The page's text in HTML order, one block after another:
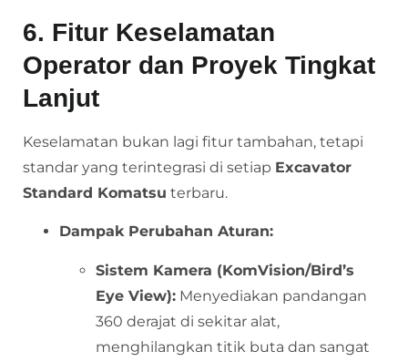
6. Fitur Keselamatan
Operator dan Proyek Tingkat
Lanjut
Keselamatan bukan lagi fitur tambahan, tetapi
standar yang terintegrasi di setiap Excavator
Standard Komatsu terbaru.
Dampak Perubahan Aturan:
Sistem Kamera (KomVision/Bird’s
Eye View): Menyediakan pandangan
360 derajat di sekitar alat,
menghilangkan titik buta dan sangat